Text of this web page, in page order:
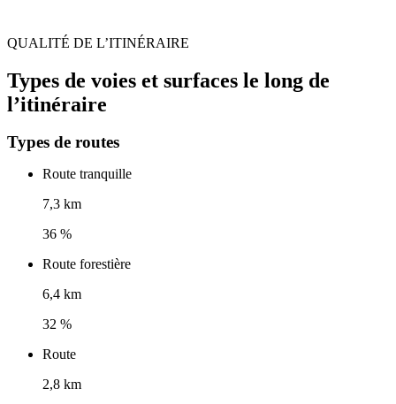
QUALITÉ DE L’ITINÉRAIRE
Types de voies et surfaces le long de
l’itinéraire
Types de routes
Route tranquille
7,3 km
36 %
Route forestière
6,4 km
32 %
Route
2,8 km